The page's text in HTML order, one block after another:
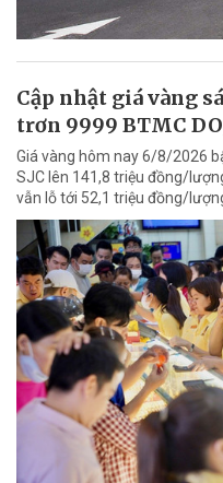
Cập nhật giá vàng
trơn 9999 BTMC
Giá vàng hôm nay 6/8/2026
SJC lên 141,8 triệu đồng/
vẫn lỗ tới 52,1 triệu đồng/